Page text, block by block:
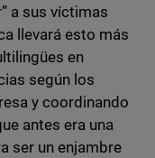
a sus víctimas
llevará esto más
en
según los
y coordinando
antes era una
ser un enjambre